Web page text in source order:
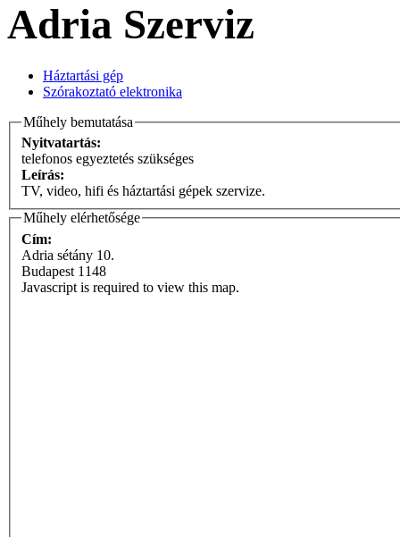
Adria Szerviz
Háztartási gép
Szórakoztató elektronika
Műhely bemutatása
Nyitvatartás:
telefonos egyeztetés szükséges
Leírás:
TV, video, hifi és háztartási gépek szervize.
Műhely elérhetősége
Cím:
Adria sétány 10.
Budapest 1148
Javascript is required to view this map.